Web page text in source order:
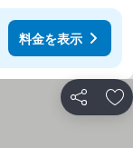
料金を表示
シェア お